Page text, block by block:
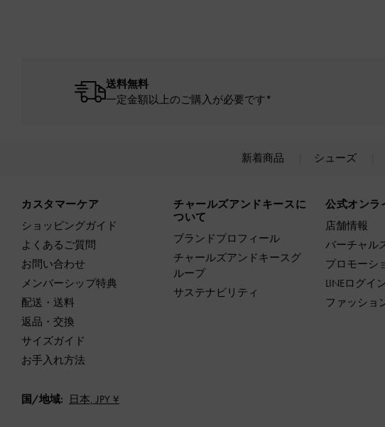
送料無料
一定金額以上のご購入が必要です*
新着商品 シューズ
カスタマーケア
ショッピングガイド
よくあるご質問
お問い合わせ
メンバーシップ特典
配送・送料
返品・交換
サイズガイド
お手入れ方法
チャールズアンドキースに
ついて
ブランドプロフィール
チャールズアンドキースグ
ループ
サステナビリティ
公式オンラ
店舗情報
バーチャル
プロモーシ
LINEログイ
ファッショ
国/地域: 日本, JPY ¥